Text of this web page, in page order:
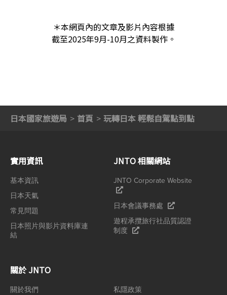
＊本網頁內的文章及影片內容根據
截至2025年9月-10月之資料製作。
日本國家旅遊局 首頁 玩轉日本 輕鬆自駕點到點
實用資訊
基本資訊
日本天氣
常見問題
日本照片與影片資料庫連
結
JNTO 相關網站
JNTO Corporate Website
日本會議事務處
遊程承攬旅行社品質認證
制度
關於 JNTO
關於我們 私隱政策